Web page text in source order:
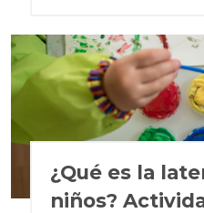
¿Qué es la
niños?